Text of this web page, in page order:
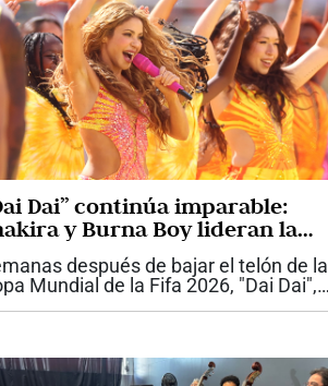
Dai” continúa imparable:
y Burna Boy lideran la
mundial
después de bajar el telón de la
Mundial de la Fifa 2026, "Dai Dai",